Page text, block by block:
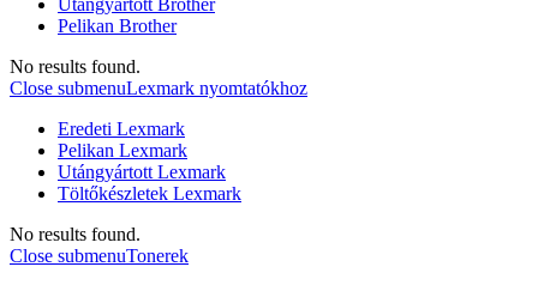
Utángyártott Brother
Pelikan Brother
No results found.
Close submenuLexmark nyomtatókhoz
Eredeti Lexmark
Pelikan Lexmark
Utángyártott Lexmark
Töltőkészletek Lexmark
No results found.
Close submenuTonerek